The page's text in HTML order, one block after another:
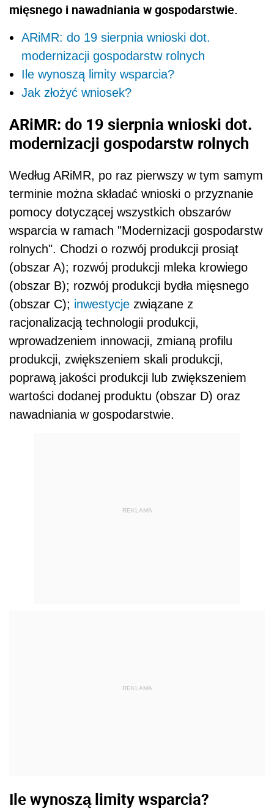
mięsnego i nawadniania w gospodarstwie.
ARiMR: do 19 sierpnia wnioski dot.
modernizacji gospodarstw rolnych
Ile wynoszą limity wsparcia?
Jak złożyć wniosek?
ARiMR: do 19 sierpnia wnioski dot.
modernizacji gospodarstw rolnych
Według ARiMR, po raz pierwszy w tym samym
terminie można składać wnioski o przyznanie
pomocy dotyczącej wszystkich obszarów
wsparcia w ramach "Modernizacji gospodarstw
rolnych". Chodzi o rozwój produkcji prosiąt
(obszar A); rozwój produkcji mleka krowiego
(obszar B); rozwój produkcji bydła mięsnego
(obszar C); inwestycje związane z
racjonalizacją technologii produkcji,
wprowadzeniem innowacji, zmianą profilu
produkcji, zwiększeniem skali produkcji,
poprawą jakości produkcji lub zwiększeniem
wartości dodanej produktu (obszar D) oraz
nawadniania w gospodarstwie.
REKLAMA
REKLAMA
Ile wynoszą limity wsparcia?